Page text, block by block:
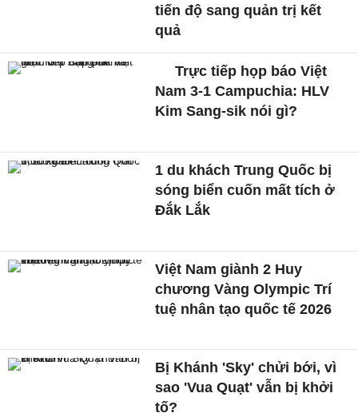
tiến độ sang quản trị kết
quả
Trực tiếp họp báo Việt
Nam 3-1 Campuchia: HLV
Kim Sang-sik nói gì?
1 du khách Trung Quốc bị
sóng biển cuốn mất tích ở
Đắk Lắk
Việt Nam giành 2 Huy
chương Vàng Olympic Trí
tuệ nhân tạo quốc tế 2026
Bị Khánh 'Sky' chửi bới, vì
sao 'Vua Quạt' vẫn bị khởi
tố?